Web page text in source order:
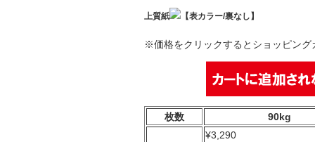
上質紙 【表カラー/裏なし】
※価格をクリックするとショッピング
枚数 90kg
¥3,290